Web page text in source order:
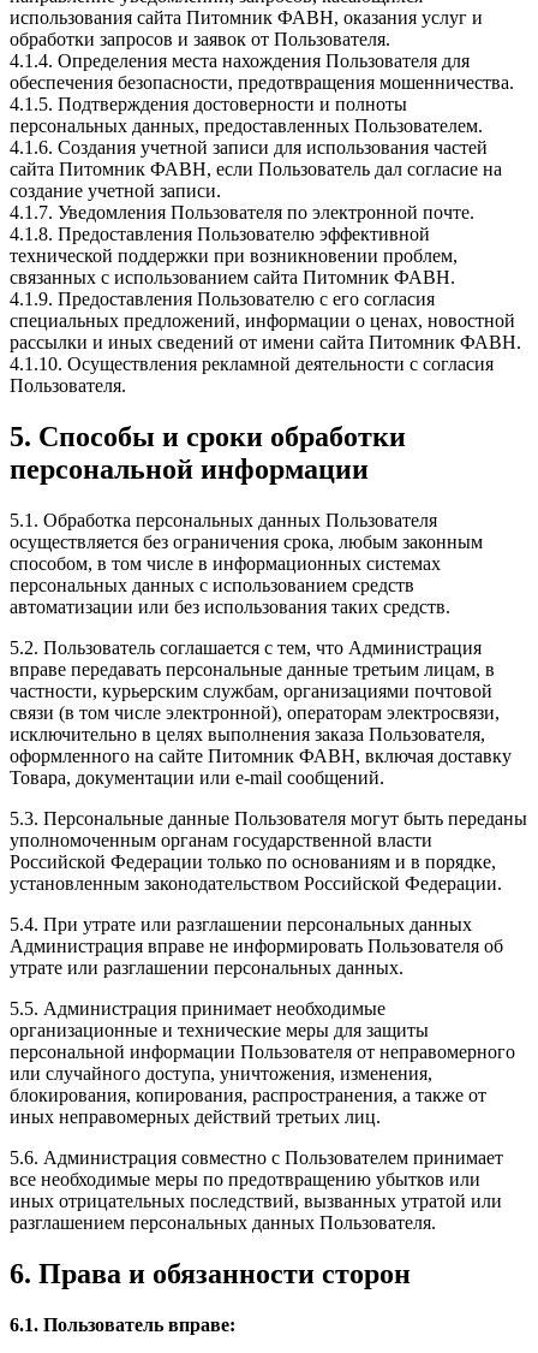
использования сайта Питомник ФАВН, оказания услуг и
обработки запросов и заявок от Пользователя.
4.1.4. Определения места нахождения Пользователя для
обеспечения безопасности, предотвращения мошенничества.
4.1.5. Подтверждения достоверности и полноты
персональных данных, предоставленных Пользователем.
4.1.6. Создания учетной записи для использования частей
сайта Питомник ФАВН, если Пользователь дал согласие на
создание учетной записи.
4.1.7. Уведомления Пользователя по электронной почте.
4.1.8. Предоставления Пользователю эффективной
технической поддержки при возникновении проблем,
связанных с использованием сайта Питомник ФАВН.
4.1.9. Предоставления Пользователю с его согласия
специальных предложений, информации о ценах, новостной
рассылки и иных сведений от имени сайта Питомник ФАВН.
4.1.10. Осуществления рекламной деятельности с согласия
Пользователя.
5. Способы и сроки обработки
персональной информации
5.1. Обработка персональных данных Пользователя
осуществляется без ограничения срока, любым законным
способом, в том числе в информационных системах
персональных данных с использованием средств
автоматизации или без использования таких средств.
5.2. Пользователь соглашается с тем, что Администрация
вправе передавать персональные данные третьим лицам, в
частности, курьерским службам, организациями почтовой
связи (в том числе электронной), операторам электросвязи,
исключительно в целях выполнения заказа Пользователя,
оформленного на сайте Питомник ФАВН, включая доставку
Товара, документации или e-mail сообщений.
5.3. Персональные данные Пользователя могут быть переданы
уполномоченным органам государственной власти
Российской Федерации только по основаниям и в порядке,
установленным законодательством Российской Федерации.
5.4. При утрате или разглашении персональных данных
Администрация вправе не информировать Пользователя об
утрате или разглашении персональных данных.
5.5. Администрация принимает необходимые
организационные и технические меры для защиты
персональной информации Пользователя от неправомерного
или случайного доступа, уничтожения, изменения,
блокирования, копирования, распространения, а также от
иных неправомерных действий третьих лиц.
5.6. Администрация совместно с Пользователем принимает
все необходимые меры по предотвращению убытков или
иных отрицательных последствий, вызванных утратой или
разглашением персональных данных Пользователя.
6. Права и обязанности сторон
6.1. Пользователь вправе: